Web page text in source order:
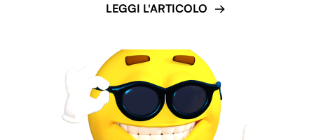
LEGGI L'ARTICOLO